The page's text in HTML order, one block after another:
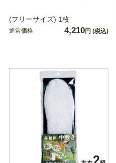
(フリーサイズ) 1枚
通常価格 4,210円 (税込)